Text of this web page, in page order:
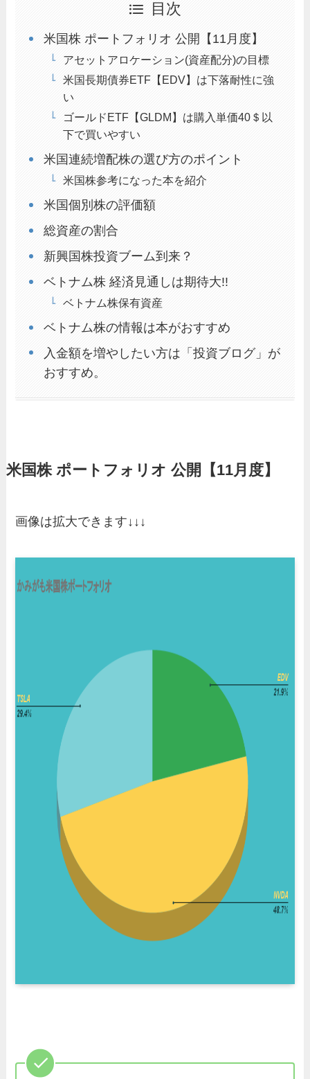
目次
米国株 ポートフォリオ 公開【11月度】
アセットアロケーション(資産配分)の目標
米国長期債券ETF【EDV】は下落耐性に強
い
ゴールドETF【GLDM】は購入単価40＄以
下で買いやすい
米国連続増配株の選び方のポイント
米国株参考になった本を紹介
米国個別株の評価額
総資産の割合
新興国株投資ブーム到来？
ベトナム株 経済見通しは期待大!!
ベトナム株保有資産
ベトナム株の情報は本がおすすめ
入金額を増やしたい方は「投資ブログ」が
おすすめ。
米国株 ポートフォリオ 公開【11月度】
画像は拡大できます↓↓↓